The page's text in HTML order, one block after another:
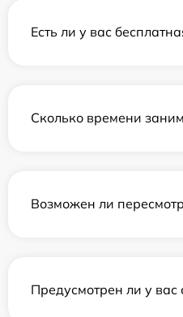
Есть ли у вас
Сколько времени
Возможен ли
Предусмотрен ли у вас